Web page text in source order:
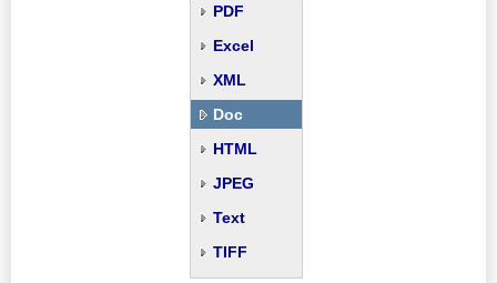
PDF
Excel
XML
Doc
HTML
JPEG
Text
TIFF